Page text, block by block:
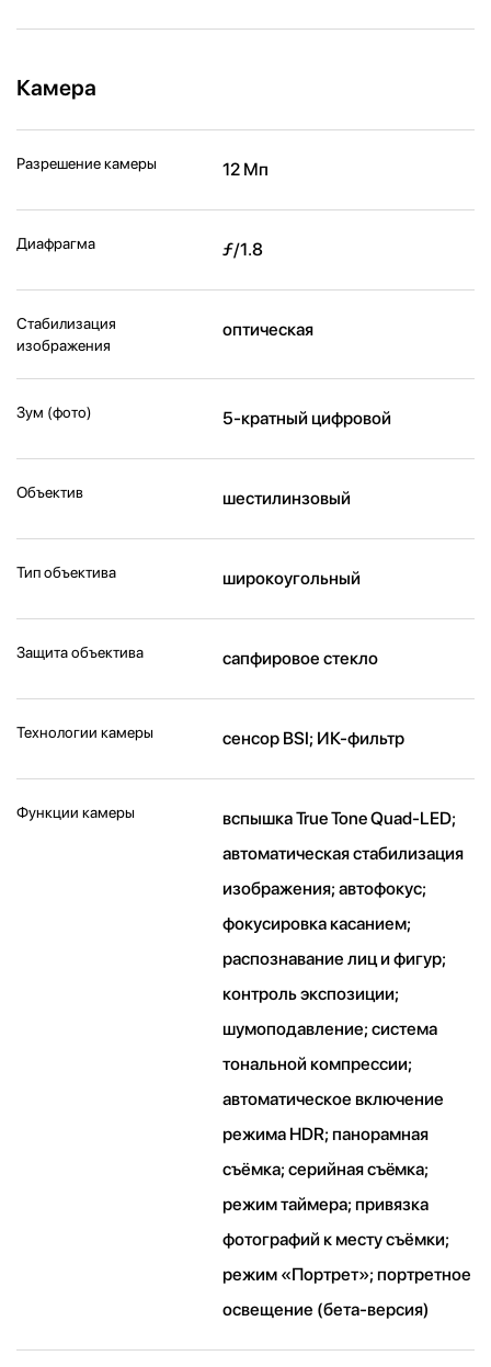
Камера
Разрешение камеры 12 Мп
Диафрагма ƒ/1.8
Стабилизация
изображения
оптическая
Зум (фото) 5-кратный цифровой
Объектив шестилинзовый
Тип объектива широкоугольный
Защита объектива сапфировое стекло
Технологии камеры cенсор BSI; ИК-фильтр
Функции камеры
вспышка True Tone Quad-LED;
автоматическая стабилизация
изображения; автофокус;
фокусировка касанием;
распознавание лиц и фигур;
контроль экспозиции;
шумоподавление; система
тональной компрессии;
автоматическое включение
режима HDR; панорамная
съёмка; серийная съëмка;
режим таймера; привязка
фотографий к месту съёмки;
режим «Портрет»; портретное
освещение (бета‑версия)